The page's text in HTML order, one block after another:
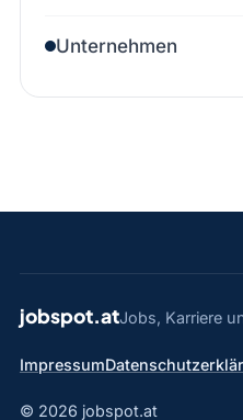
Unternehmen
jobspot.atJobs, Karriere
Impressum
© 2026 jobspot.at